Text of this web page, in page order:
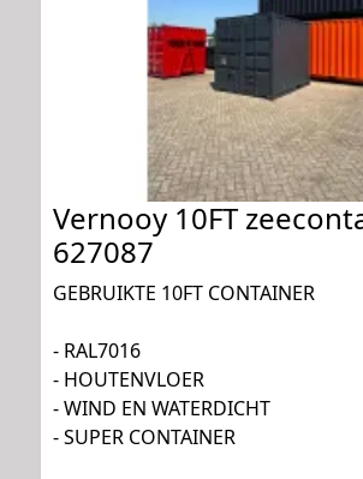
Vernooy 10FT
627087
GEBRUIKTE 10FT CONTAINER
- RAL7016
- HOUTENVLOER
- WIND EN WATERDICHT
- SUPER CONTAINER